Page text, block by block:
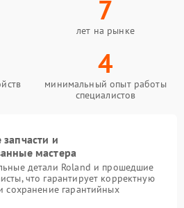
7
лет на рынке
4
минимальный опыт работы
специалистов
и
мастера
детали Roland и прошедшие
что гарантирует корректную
сохранение гарантийных